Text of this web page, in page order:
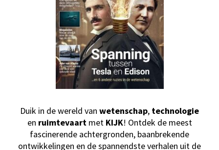
Duik in de wereld van wetenschap, technologie
en ruimtevaartmet KIJK! Ontdek de meest
fascinerende achtergronden, baanbrekende
ontwikkelingen en de spannendste verhalen uit de